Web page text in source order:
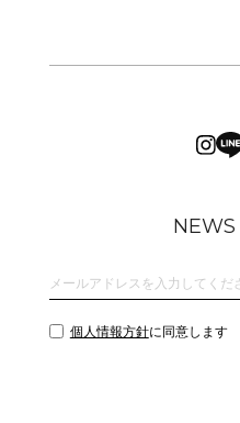
NEWS
個人情報方針に同意します